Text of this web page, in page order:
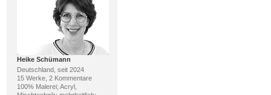
Heike Schümann
Deutschland, seit 2024
15 Werke, 2 Kommentare
100% Malerei; Acryl,